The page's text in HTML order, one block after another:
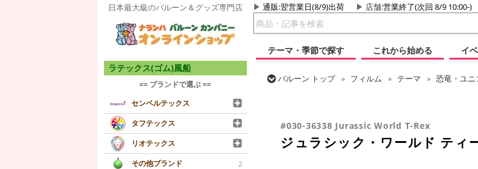
日本最大級のバルーン＆グッズ専門店 通販:翌営業日(8/9)出荷 店舗:営業終了(次回 8/9 10:00-)
テーマ・季節で探す
これから始める イ
ラテックス(ゴム)風船
== ブランドで選ぶ ==
センペルテックス
タフテックス
リオテックス
その他ブランド
2
バルーン トップ フィルム テーマ 恐竜・ユニ
#030-36338 Jurassic World T-Rex
ジュラシック・ワールド ティ